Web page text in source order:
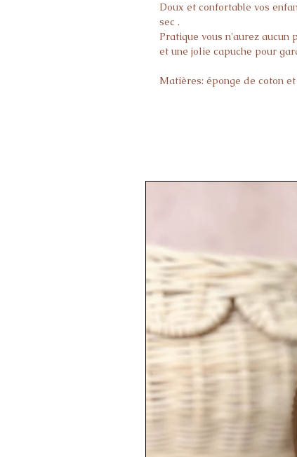
Doux et confortable vos
sec .
Pratique vous n'aurez aucun
et une jolie capuche pour
Matières: éponge de coton